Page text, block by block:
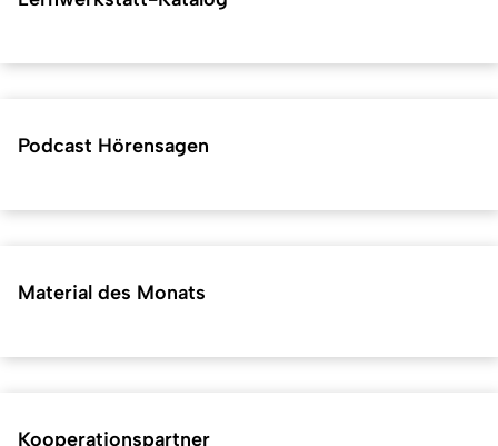
Podcast Hörensagen
Material des Monats
Kooperationspartner